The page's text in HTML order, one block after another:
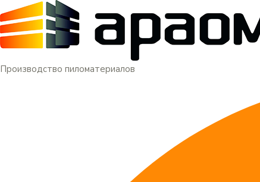
Производство пиломатериалов
Меню
Перейти
к
содержимому